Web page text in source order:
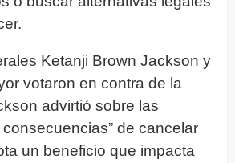
Ketanji Brown Jackson y
votaron en contra de la
advirtió sobre las
de cancelar
un beneficio que impacta